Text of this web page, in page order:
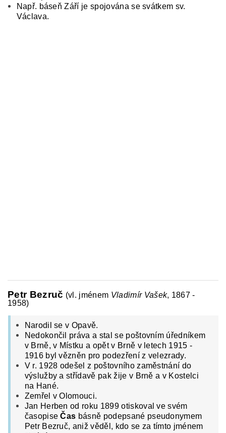
Např. báseň Září je spojována se svátkem sv.
Václava.
Petr Bezruč (vl. jménem Vladimír Vašek, 1867 -
1958)
Narodil se v Opavě.
Nedokončil práva a stal se poštovním úředníkem
v Brně, v Místku a opět v Brně v letech 1915 -
1916 byl vězněn pro podezření z velezrady.
V r. 1928 odešel z poštovního zaměstnání do
výslužby a střídavě pak žije v Brně a v Kostelci
na Hané.
Zemřel v Olomouci.
Jan Herben od roku 1899 otiskoval ve svém
časopiseČas básně podepsané pseudonymem
Petr Bezruč, aniž věděl, kdo se za tímto jménem